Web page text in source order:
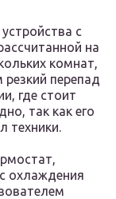
с
на
комнат,
перепад
где стоит
так как его
техники.
охлаждения